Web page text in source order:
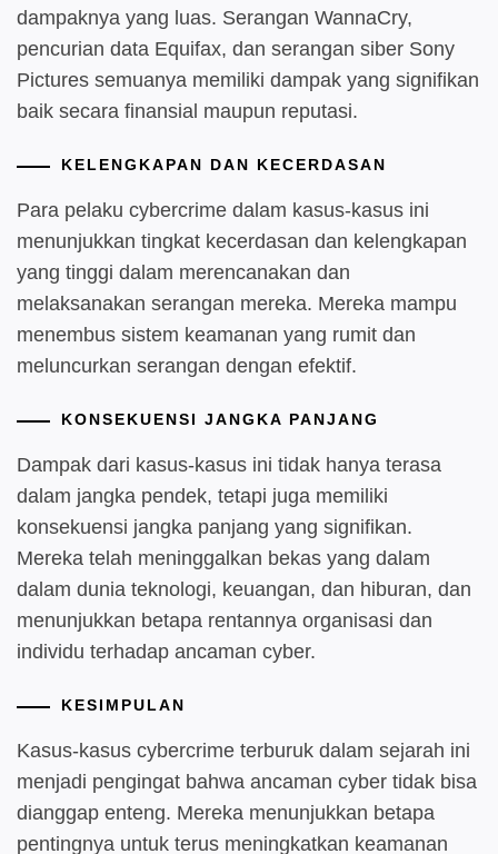
dampaknya yang luas. Serangan WannaCry,
pencurian data Equifax, dan serangan siber Sony
Pictures semuanya memiliki dampak yang signifikan
baik secara finansial maupun reputasi.
KELENGKAPAN DAN KECERDASAN
Para pelaku cybercrime dalam kasus-kasus ini
menunjukkan tingkat kecerdasan dan kelengkapan
yang tinggi dalam merencanakan dan
melaksanakan serangan mereka. Mereka mampu
menembus sistem keamanan yang rumit dan
meluncurkan serangan dengan efektif.
KONSEKUENSI JANGKA PANJANG
Dampak dari kasus-kasus ini tidak hanya terasa
dalam jangka pendek, tetapi juga memiliki
konsekuensi jangka panjang yang signifikan.
Mereka telah meninggalkan bekas yang dalam
dalam dunia teknologi, keuangan, dan hiburan, dan
menunjukkan betapa rentannya organisasi dan
individu terhadap ancaman cyber.
KESIMPULAN
Kasus-kasus cybercrime terburuk dalam sejarah ini
menjadi pengingat bahwa ancaman cyber tidak bisa
dianggap enteng. Mereka menunjukkan betapa
pentingnya untuk terus meningkatkan keamanan